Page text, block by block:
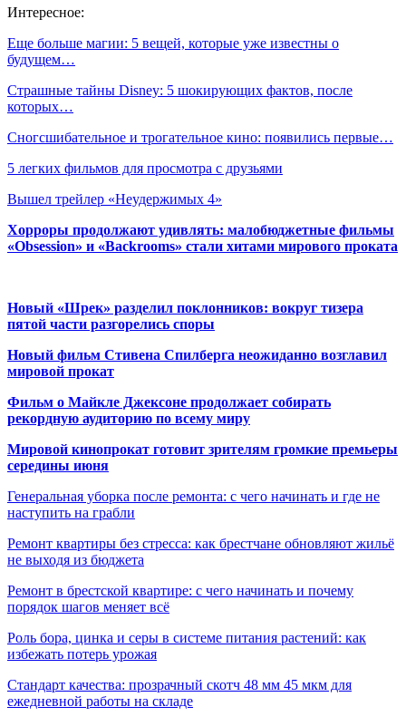
Интересное:
Еще больше магии: 5 вещей, которые уже известны о
будущем…
Страшные тайны Disney: 5 шокирующих фактов, после
которых…
Сногсшибательное и трогательное кино: появились первые…
5 легких фильмов для просмотра с друзьями
Вышел трейлер «Неудержимых 4»
Хорроры продолжают удивлять: малобюджетные фильмы
«Obsession» и «Backrooms» стали хитами мирового проката
Новый «Шрек» разделил поклонников: вокруг тизера
пятой части разгорелись споры
Новый фильм Стивена Спилберга неожиданно возглавил
мировой прокат
Фильм о Майкле Джексоне продолжает собирать
рекордную аудиторию по всему миру
Мировой кинопрокат готовит зрителям громкие премьеры
середины июня
Генеральная уборка после ремонта: с чего начинать и где не
наступить на грабли
Ремонт квартиры без стресса: как брестчане обновляют жильё
не выходя из бюджета
Ремонт в брестской квартире: с чего начинать и почему
порядок шагов меняет всё
Роль бора, цинка и серы в системе питания растений: как
избежать потерь урожая
Стандарт качества: прозрачный скотч 48 мм 45 мкм для
ежедневной работы на складе